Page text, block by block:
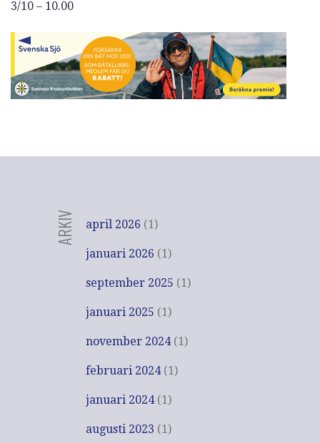
3/10 – 10.00
ARKIV april 2026 (1)
januari 2026 (1)
september 2025 (1)
januari 2025 (1)
november 2024(1)
februari 2024(1)
januari 2024(1)
augusti 2023 (1)